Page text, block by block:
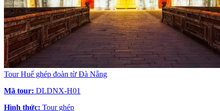
Tour Huế ghép đoàn từ Đà Nẵng
Mã tour: DLDNX-H01
Hình thức: Tour ghép